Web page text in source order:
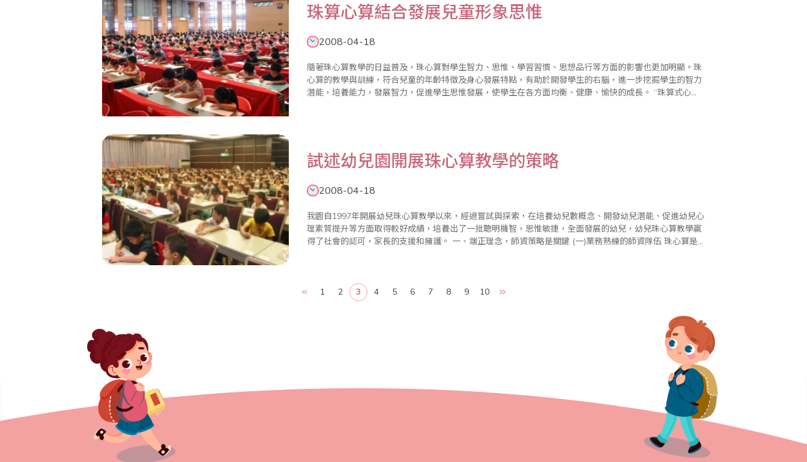
珠算心算結合發展兒童形象思惟
2008-04-18
隨著珠心算教學的日益普及，珠心算對學生智力、思惟、學習習慣、思想品行等方面的影響也更加明顯。珠
心算的教學與訓練，符合兒童的年齡特徵及身心發展特點，有助於開發學生的右腦，進一步挖掘學生的智力
潛能，培養能力，發展智力，促進學生思惟發展，使學生在各方面均衡、健康、愉快的成長。 “珠算式心算”
試述幼兒園開展珠心算教學的策略
2008-04-18
我園自1997年開展幼兒珠心算教學以來，經過嘗試與探索，在培養幼兒數概念、開發幼兒潛能、促進幼兒心
理素質提升等方面取得較好成績，培養出了一批聰明機智，思惟敏捷，全面發展的幼兒，幼兒珠心算教學贏
得了社會的認可，家長的支援和擁護。 一、端正理念，師資策略是關鍵 (一)業務熟練的師資隊伍 珠心算是
1 2 3 4 5 6 7 8 9 10